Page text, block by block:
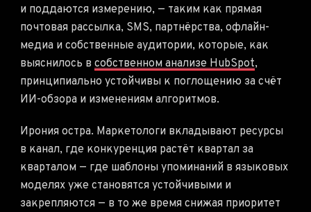
и поддаются измерению, — таким как прямая
почтовая рассылка, SMS, партнёрства, офлайн-
медиа и собственные аудитории, которые, как
выяснилось в собственном анализе HubSpot,
принципиально устойчивы к поглощению за счёт
ИИ-обзора и изменениям алгоритмов.
Ирония остра. Маркетологи вкладывают ресурсы
в канал, где конкуренция растёт квартал за
кварталом — где шаблоны упоминаний в языковых
моделях уже становятся устойчивыми и
закрепляются — в то же время снижая приоритет